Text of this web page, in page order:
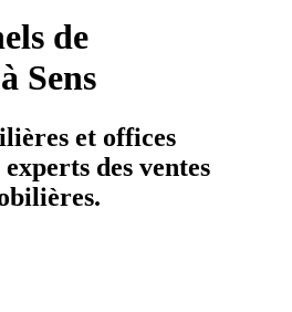
de
Sens
et offices
des ventes